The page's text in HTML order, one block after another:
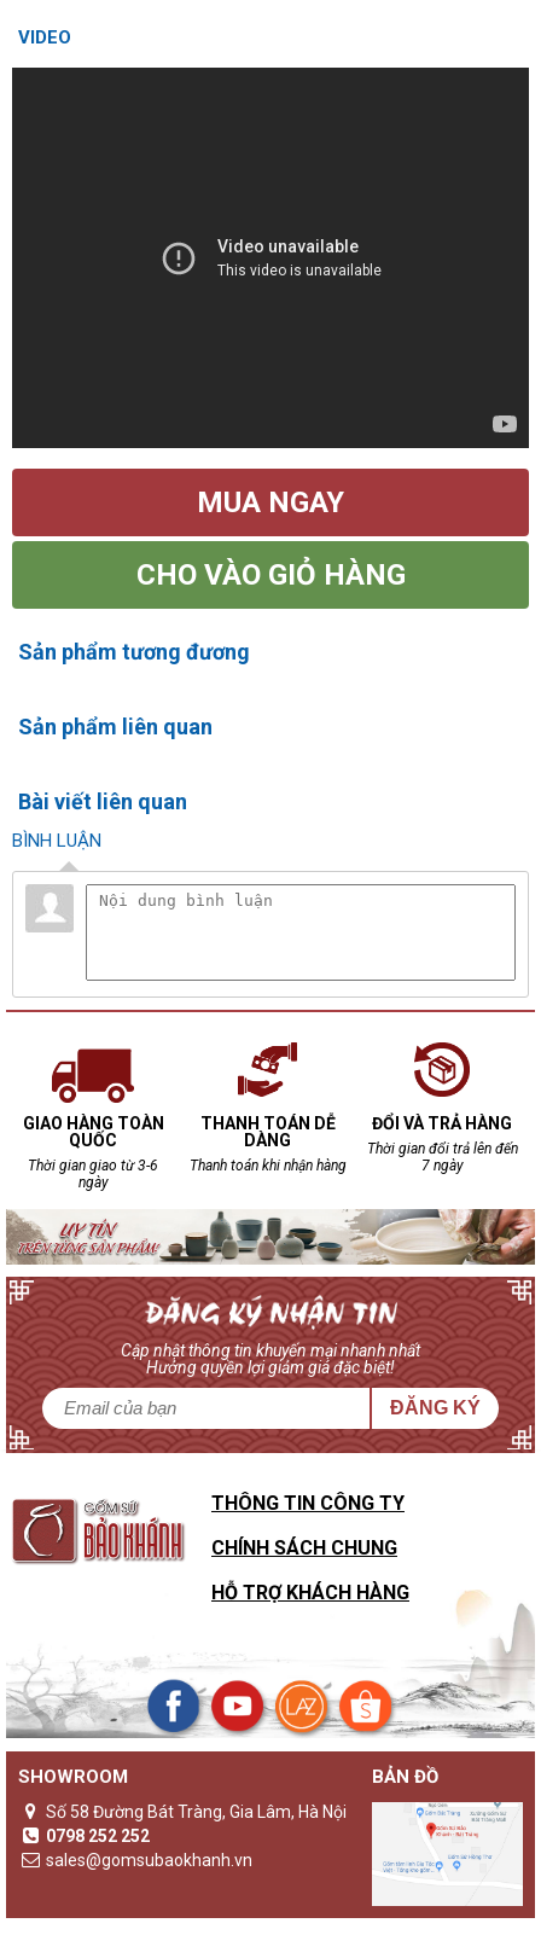
VIDEO
MUA NGAY
CHO VÀO GIỎ HÀNG
Sản phẩm tương đương
Sản phẩm liên quan
Bài viết liên quan
BÌNH LUẬN
GIAO HÀNG TOÀN
QUỐC
Thời gian giao từ 3-6
ngày
THANH TOÁN DỄ
DÀNG
Thanh toán khi nhận hàng
ĐỔI VÀ TRẢ HÀNG
Thời gian đổi trả lên đến
7 ngày
Cập nhật thông tin khuyến mại nhanh nhất
Hưởng quyền lợi giảm giá đặc biệt!
ĐĂNG KÝ
THÔNG TIN CÔNG TY
CHÍNH SÁCH CHUNG
HỖ TRỢ KHÁCH HÀNG
SHOWROOM
Số 58 Đường Bát Tràng, Gia Lâm, Hà Nội
0798 252 252
sales@gomsubaokhanh.vn
BẢN ĐỒ